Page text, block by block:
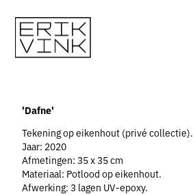
'Dafne'
Tekening op eikenhout (privé collectie).
Jaar: 2020
Afmetingen: 35 x 35 cm
Materiaal: Potlood op eikenhout.
Afwerking: 3 lagen UV-epoxy.